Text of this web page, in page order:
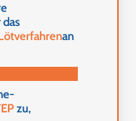
an
zu,